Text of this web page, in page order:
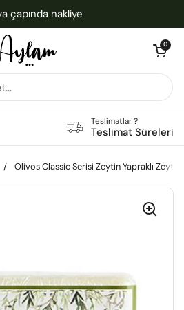
çapında nakliye
Sepeti aç
0
Teslimatlar ?
Teslimat Süreleri
/ Olivos Classic Serisi Zeytin Yapraklı